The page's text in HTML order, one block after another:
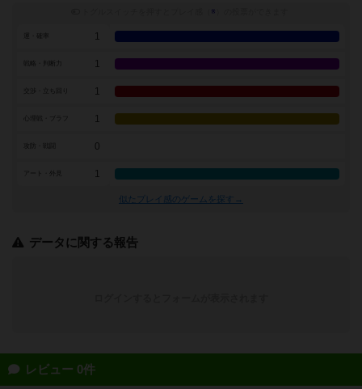
※
1
戦略・判断力 1
1
1
0
アート・外見 1
似たプレイ感のゲームを探す→
データに関する報告
レビュー 0件